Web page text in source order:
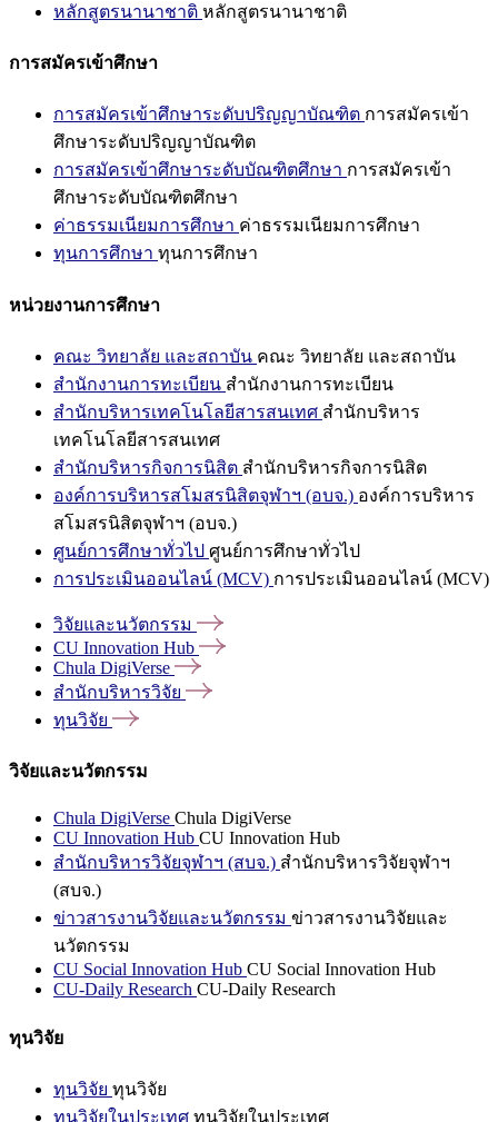
หลักสูตรนานาชาติ หลักสูตรนานาชาติ
การสมัครเข้าศึกษา
การสมัครเข้าศึกษาระดับปริญญาบัณฑิต การสมัครเข้า
ศึกษาระดับปริญญาบัณฑิต
การสมัครเข้าศึกษาระดับบัณฑิตศึกษา การสมัครเข้า
ศึกษาระดับบัณฑิตศึกษา
ค่าธรรมเนียมการศึกษา ค่าธรรมเนียมการศึกษา
ทุนการศึกษา ทุนการศึกษา
หน่วยงานการศึกษา
คณะ วิทยาลัย และสถาบัน คณะ วิทยาลัย และสถาบัน
สำนักงานการทะเบียน สำนักงานการทะเบียน
สำนักบริหารเทคโนโลยีสารสนเทศ สำนักบริหาร
เทคโนโลยีสารสนเทศ
สำนักบริหารกิจการนิสิต สำนักบริหารกิจการนิสิต
องค์การบริหารสโมสรนิสิตจุฬาฯ (อบจ.) องค์การบริหาร
สโมสรนิสิตจุฬาฯ (อบจ.)
ศูนย์การศึกษาทั่วไป ศูนย์การศึกษาทั่วไป
การประเมินออนไลน์ (MCV) การประเมินออนไลน์ (MCV)
วิจัยและนวัตกรรม
CU Innovation Hub
Chula DigiVerse
สำนักบริหารวิจัย
ทุนวิจัย
วิจัยและนวัตกรรม
Chula DigiVerse Chula DigiVerse
CU Innovation Hub CU Innovation Hub
สำนักบริหารวิจัยจุฬาฯ (สบจ.) สำนักบริหารวิจัยจุฬาฯ
(สบจ.)
ข่าวสารงานวิจัยและนวัตกรรม ข่าวสารงานวิจัยและ
นวัตกรรม
CU Social Innovation Hub CU Social Innovation Hub
CU-Daily Research CU-Daily Research
ทุนวิจัย
ทุนวิจัย ทุนวิจัย
ทุนวิจัยในประเทศ ทุนวิจัยในประเทศ